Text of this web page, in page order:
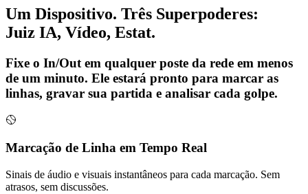
Um Dispositivo. Três Superpoderes:
Juiz IA, Vídeo, Estat.
Fixe o In/Out em qualquer poste da rede em menos
de um minuto. Ele estará pronto para marcar as
linhas, gravar sua partida e analisar cada golpe.
Marcação de Linha em Tempo Real
Sinais de áudio e visuais instantâneos para cada marcação. Sem
atrasos, sem discussões.